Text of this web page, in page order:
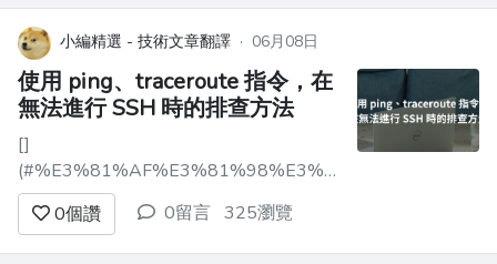
題，卻什麼具體內容都沒說。還有那種
「在這個步調飛快的時代」之類的開場
白。維基百科上有一份公開清單在整理這
些模式（「AI...
小編精選 - 技術文章翻譯 · 06月08日
使用 ping、traceroute 指令，在
無法進行 SSH 時的排查方法
[]
前言 ------------------------------------
--------- 在進行基礎架構建置時，常見
的問題之一就是「無法 SSH 連線」。 例
0個讚 0留言 325瀏覽